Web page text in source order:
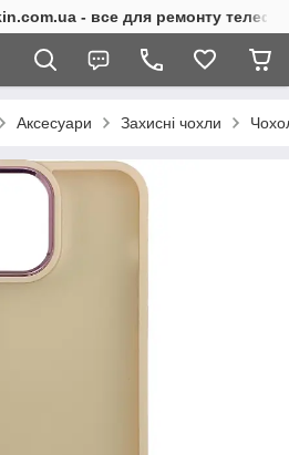
- все для ремонту
Аксесуари Захисні чохли